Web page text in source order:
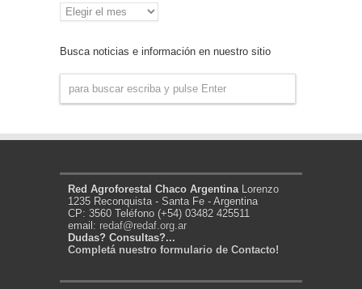
Archivo
de
Busca noticias e información en nuestro sitio
Red Agroforestal Chaco Argentina Lorenzo
1235 Reconquista - Santa Fe - Argentina
CP: 3560 Teléfono (+54) 03482 425511
email: redaf@redaf.org.ar
Dudas? Consultas?...
Completá nuestro formulario de Contacto!